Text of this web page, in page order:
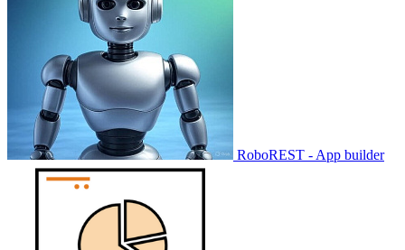
RoboREST - App builder